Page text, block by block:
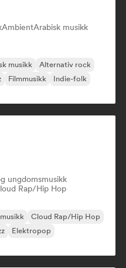
AmbientArabisk musikk
musikk
Alternativ rock
Filmmusikk
Indie-folk
ungdomsmusikk
Rap/Hip Hop
Cloud Rap/Hip Hop
Elektropop